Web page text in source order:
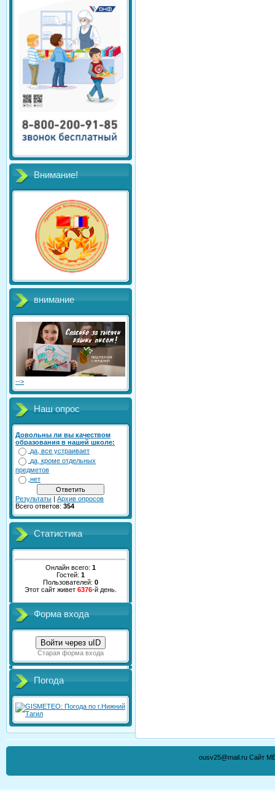
Внимание!
внимание
-->
Наш опрос
Довольны ли вы качеством
образования в нашей школе:
да, все устраивает
да, кроме отдельных
предметов
нет
Результаты | Архив опросов
Всего ответов: 354
Статистика
Онлайн всего: 1
Гостей: 1
Пользователей: 0
Этот сайт живет 6376-й день.
Форма входа
Войти через uID
Старая форма входа
Погода
ousv25@mail.ru Сайт